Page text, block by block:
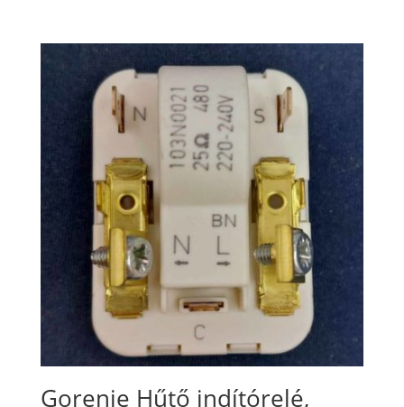
Gorenje Hűtő indítórelé,